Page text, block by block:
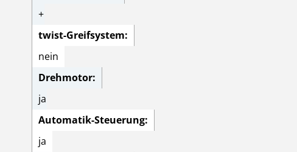
+
twist-Greifsystem:
nein
Drehmotor:
ja
Automatik-Steuerung:
ja